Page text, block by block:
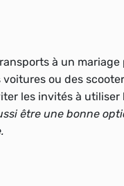
à un
ou des
les invités à
être une bonne